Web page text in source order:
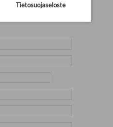
hakutekijöitä ja jätä
Tietosuojaseloste